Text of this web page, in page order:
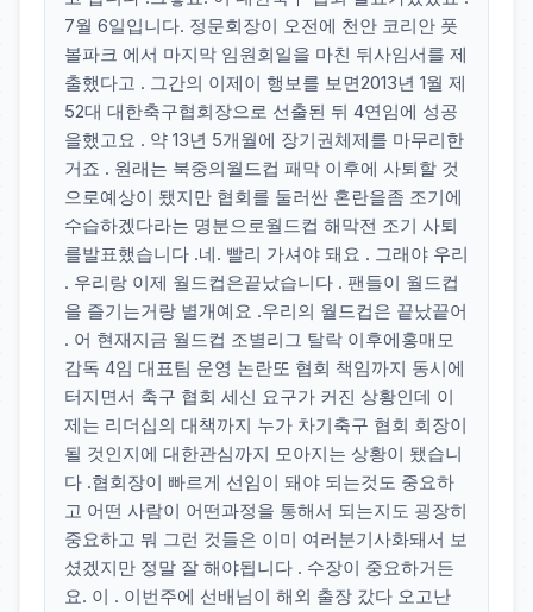
7월 6일입니다. 정문회장이 오전에 천안 코리안 풋
볼파크 에서 마지막 임원회일을 마친 뒤사임서를 제
출했다고 . 그간의 이제이 행보를 보면2013년 1월 제
52대 대한축구협회장으로 선출된 뒤 4연임에 성공
을했고요 . 약 13년 5개월에 장기권체제를 마무리한
거죠 . 원래는 북중의월드컵 패막 이후에 사퇴할 것
으로예상이 됐지만 협회를 둘러싼 혼란을좀 조기에
수습하겠다라는 명분으로월드컵 해막전 조기 사퇴
를발표했습니다 .네. 빨리 가셔야 돼요 . 그래야 우리
. 우리랑 이제 월드컵은끝났습니다 . 팬들이 월드컵
을 즐기는거랑 별개예요 .우리의 월드컵은 끝났끝어
. 어 현재지금 월드컵 조별리그 탈락 이후에홍매모
감독 4임 대표팀 운영 논란또 협회 책임까지 동시에
터지면서 축구 협회 세신 요구가 커진 상황인데 이
제는 리더십의 대책까지 누가 차기축구 협회 회장이
될 것인지에 대한관심까지 모아지는 상황이 됐습니
다 .협회장이 빠르게 선임이 돼야 되는것도 중요하
고 어떤 사람이 어떤과정을 통해서 되는지도 굉장히
중요하고 뭐 그런 것들은 이미 여러분기사화돼서 보
셨겠지만 정말 잘 해야됩니다 . 수장이 중요하거든
요. 이 . 이번주에 선배님이 해외 출장 갔다 오고난